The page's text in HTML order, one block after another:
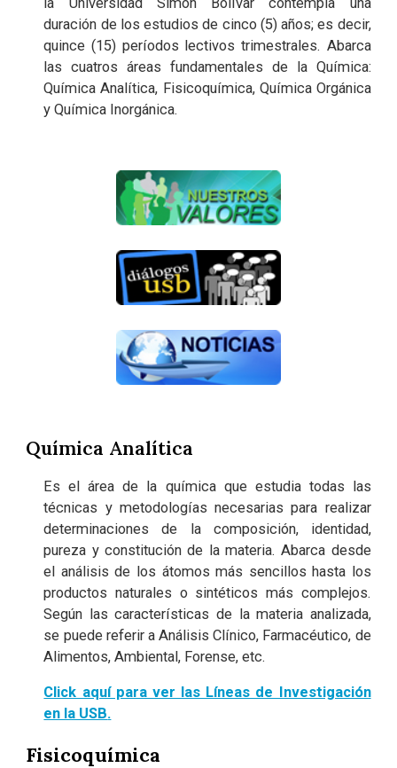
duración de los estudios de cinco (5) años; es decir,
quince (15) períodos lectivos trimestrales. Abarca
las cuatros áreas fundamentales de la Química:
Química Analítica, Fisicoquímica, Química Orgánica
y Química Inorgánica.
Química Analítica
Es el área de la química que estudia todas las
técnicas y metodologías necesarias para realizar
determinaciones de la composición, identidad,
pureza y constitución de la materia. Abarca desde
el análisis de los átomos más sencillos hasta los
productos naturales o sintéticos más complejos.
Según las características de la materia analizada,
se puede referir a Análisis Clínico, Farmacéutico, de
Alimentos, Ambiental, Forense, etc.
Click aquí para ver las Líneas de Investigación
en la USB.
Fisicoquímica